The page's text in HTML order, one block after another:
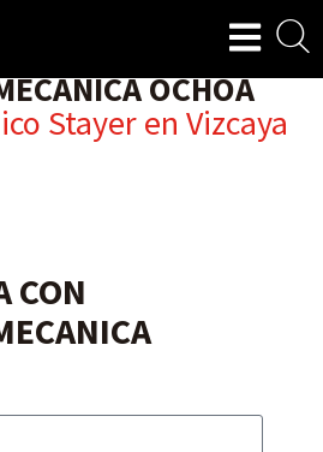
OCHOA
Stayer en Vizcaya
CON